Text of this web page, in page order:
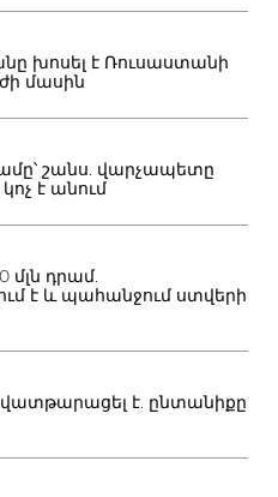
խոսել է Ռուսաստանի
մասին
շանս. վարչապետը
է անում
մլն դրամ.
է և պահանջում ստվերի
վատթարացել է. ընտանիքը